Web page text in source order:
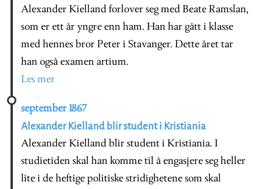
Alexander Kielland forlover seg med Beate Ramslan,
som er ett år yngre enn ham. Han har gått i klasse
med hennes bror Peter i Stavanger. Dette året tar
han også examen artium.
Les mer
september 1867
Alexander Kielland blir student i Kristiania
Alexander Kielland blir student i Kristiania. I
studietiden skal han komme til å engasjere seg heller
lite i de heftige politiske stridighetene som skal